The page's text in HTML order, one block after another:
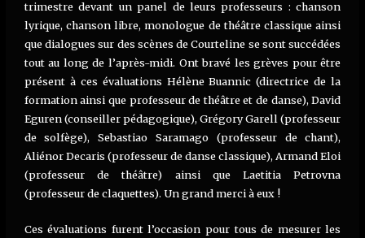
trimestre devant un panel de leurs professeurs : chanson
lyrique, chanson libre, monologue de théâtre classique ainsi
que dialogues sur des scènes de Courteline se sont succédées
tout au long de l’après-midi. Ont bravé les grèves pour être
présent à ces évaluations Hélène Buannic (directrice de la
formation ainsi que professeur de théâtre et de danse), David
Eguren (conseiller pédagogique), Grégory Garell (professeur
de solfège), Sebastiao Saramago (professeur de chant),
Aliénor Decaris (professeur de danse classique), Armand Eloi
(professeur de théâtre) ainsi que Laetitia Petrovna
(professeur de claquettes). Un grand merci à eux !
Ces évaluations furent l’occasion pour tous de mesurer les